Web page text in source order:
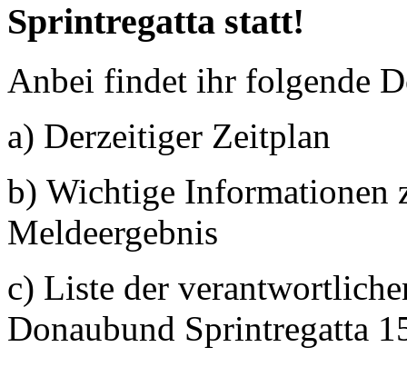
Sprintregatta statt!
Anbei findet ihr folgende
a) Derzeitiger Zeitplan
b) Wichtige Informationen
Meldeergebnis
c) Liste der
Donaubund Sprintregatta